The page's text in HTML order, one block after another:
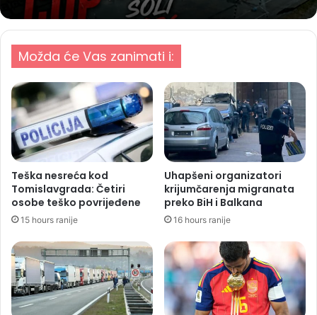
Možda će Vas zanimati i:
Teška nesreća kod
Tomislavgrada: Četiri
osobe teško povrijeđene
15 hours ranije
Uhapšeni organizatori
krijumčarenja migranata
preko BiH i Balkana
16 hours ranije